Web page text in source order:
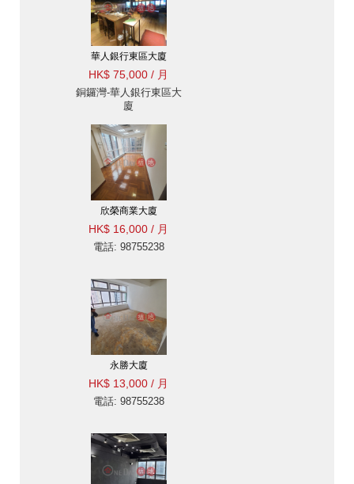
華人銀行東區大廈
HK$ 75,000 / 月
銅鑼灣-華人銀行東區大
廈
欣榮商業大廈
HK$ 16,000 / 月
電話: 98755238
永勝大廈
HK$ 13,000 / 月
電話: 98755238